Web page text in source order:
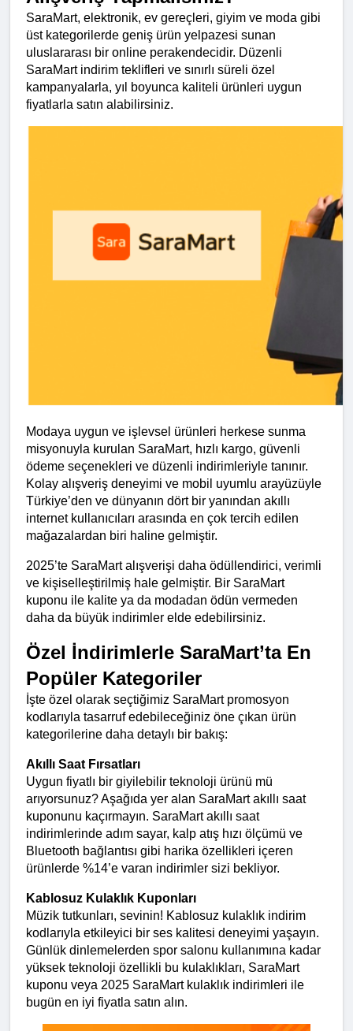
SaraMart, elektronik, ev gereçleri, giyim ve moda gibi
üst kategorilerde geniş ürün yelpazesi sunan
uluslararası bir online perakendecidir. Düzenli
SaraMart indirim teklifleri ve sınırlı süreli özel
kampanyalarla, yıl boyunca kaliteli ürünleri uygun
fiyatlarla satın alabilirsiniz.
Modaya uygun ve işlevsel ürünleri herkese sunma
misyonuyla kurulan SaraMart, hızlı kargo, güvenli
ödeme seçenekleri ve düzenli indirimleriyle tanınır.
Kolay alışveriş deneyimi ve mobil uyumlu arayüzüyle
Türkiye’den ve dünyanın dört bir yanından akıllı
internet kullanıcıları arasında en çok tercih edilen
mağazalardan biri haline gelmiştir.
2025’te SaraMart alışverişi daha ödüllendirici, verimli
ve kişiselleştirilmiş hale gelmiştir. Bir SaraMart
kuponu ile kalite ya da modadan ödün vermeden
daha da büyük indirimler elde edebilirsiniz.
Özel İndirimlerle SaraMart’ta En
Popüler Kategoriler
İşte özel olarak seçtiğimiz SaraMart promosyon
kodlarıyla tasarruf edebileceğiniz öne çıkan ürün
kategorilerine daha detaylı bir bakış:
Akıllı Saat Fırsatları
Uygun fiyatlı bir giyilebilir teknoloji ürünü mü
arıyorsunuz? Aşağıda yer alan SaraMart akıllı saat
kuponunu kaçırmayın. SaraMart akıllı saat
indirimlerinde adım sayar, kalp atış hızı ölçümü ve
Bluetooth bağlantısı gibi harika özellikleri içeren
ürünlerde %14’e varan indirimler sizi bekliyor.
Kablosuz Kulaklık Kuponları
Müzik tutkunları, sevinin! Kablosuz kulaklık indirim
kodlarıyla etkileyici bir ses kalitesi deneyimi yaşayın.
Günlük dinlemelerden spor salonu kullanımına kadar
yüksek teknoloji özellikli bu kulaklıkları, SaraMart
kuponu veya 2025 SaraMart kulaklık indirimleri ile
bugün en iyi fiyatla satın alın.